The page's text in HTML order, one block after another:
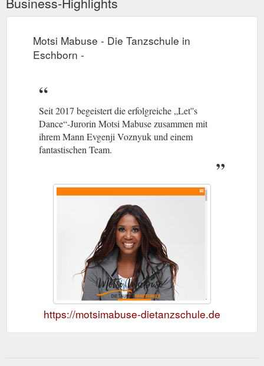
Motsi Mabuse - Die Tanzschule in
Eschborn -
Seit 2017 begeistert die erfolgreiche „Let''s
Dance“-Jurorin Motsi Mabuse zusammen mit
ihrem Mann Evgenji Voznyuk und einem
fantastischen Team.
https://motsimabuse-dietanzschule.de